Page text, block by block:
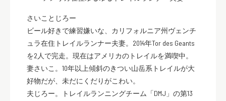
さいことじろー
ビール好きで練習嫌いな、カリフォルニア州ヴェンチ
ュラ在住トレイルランナー夫妻。2014年Tor des Geants
を2人で完走。現在はアメリカのトレイルを満喫中。
妻さいこ。10年以上傾斜のきつい山岳系トレイルが大
好物だが、未だにくだりがこわい。
夫じろー。トレイルランニングチーム「DMJ」の第13